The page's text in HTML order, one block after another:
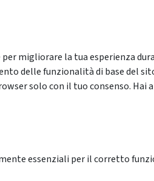
migliorare la tua esperienza
delle funzionalità di base del
solo con il tuo consenso.
essenziali per il corretto